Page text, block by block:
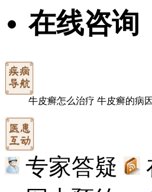
在线咨询
牛皮癣怎么治疗 牛皮癣的病因
专家答疑